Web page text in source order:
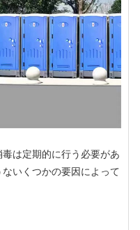
は定期的に行う必要があ
いくつかの要因によって